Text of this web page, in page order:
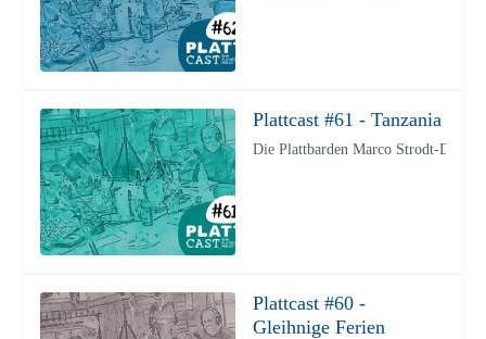
Plattcast #61 - Tanzania
Die Plattbarden Marco Strodt-
Plattcast #60 -
Gleihnige Ferien